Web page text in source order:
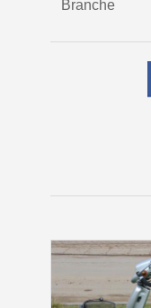
Branche